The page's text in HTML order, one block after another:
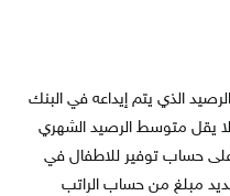
الذي يتم إيداعه في البنك
كما يجب ألا يقل متوسط الرصيد الشهري
ويطلق على حساب توفير للاطفال في
مبلغ من حساب الراتب